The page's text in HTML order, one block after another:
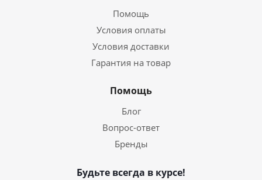
Помощь
Условия оплаты
Условия доставки
Гарантия на товар
Помощь
Блог
Вопрос-ответ
Бренды
Будьте всегда в курсе!